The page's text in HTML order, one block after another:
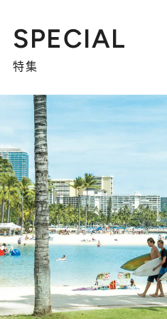
SPECIAL
特集